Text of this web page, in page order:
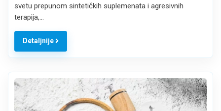
svetu prepunom sintetičkih suplemenata i agresivnih
terapija,…
Detaljnije